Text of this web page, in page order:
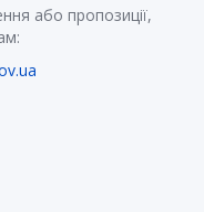
або пропозиції,